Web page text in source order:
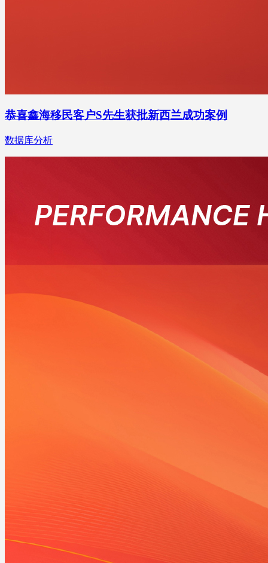
恭喜鑫海移民客户S先生获批新西兰成功案例
数据库分析